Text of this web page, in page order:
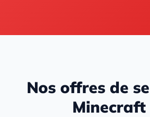
Nos offres de
Minecraft